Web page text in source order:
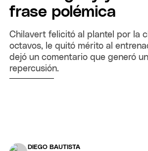
frase polémica
Chilavert felicitó al plantel por la
octavos, le quitó mérito al
dejó un comentario que generó
repercusión.
DIEGO BAUTISTA